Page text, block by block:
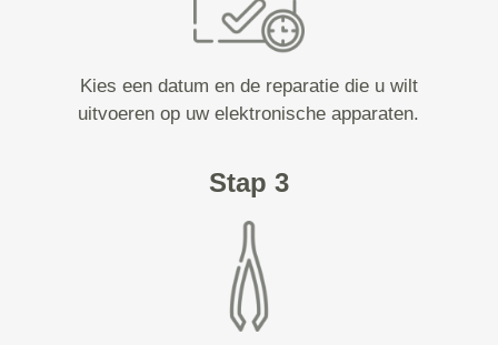
Kies een datum en de reparatie die u wilt
uitvoeren op uw elektronische apparaten.
Stap 3